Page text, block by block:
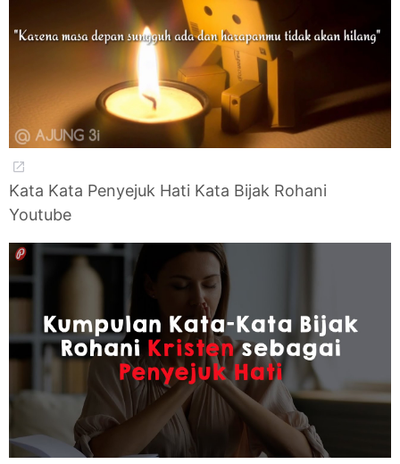
Kata Kata Penyejuk Hati Kata Bijak Rohani
Youtube